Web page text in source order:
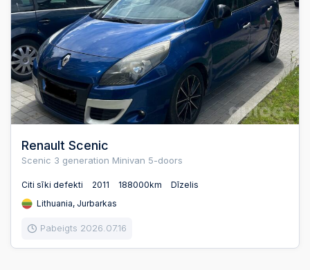
Renault Scenic
Scenic 3 generation Minivan 5-doors
Citi sīki defekti 2011 188000km
Dīzelis
Lithuania, Jurbarkas
Pabeigts 2026.07.16